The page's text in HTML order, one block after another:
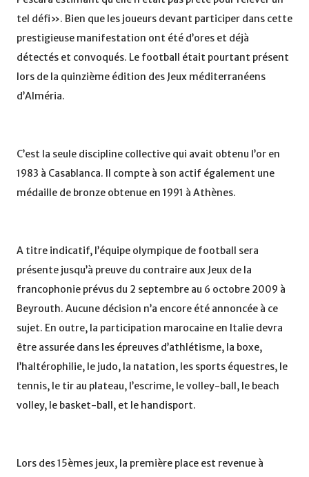
tel défi». Bien que les joueurs devant participer dans cette
prestigieuse manifestation ont été d’ores et déjà
détectés et convoqués. Le football était pourtant présent
lors de la quinzième édition des Jeux méditerranéens
d’Alméria.
C’est la seule discipline collective qui avait obtenu l’or en
1983 à Casablanca. Il compte à son actif également une
médaille de bronze obtenue en 1991 à Athènes.
A titre indicatif, l’équipe olympique de football sera
présente jusqu’à preuve du contraire aux Jeux de la
francophonie prévus du 2 septembre au 6 octobre 2009 à
Beyrouth. Aucune décision n’a encore été annoncée à ce
sujet. En outre, la participation marocaine en Italie devra
être assurée dans les épreuves d’athlétisme, la boxe,
l’haltérophilie, le judo, la natation, les sports équestres, le
tennis, le tir au plateau, l’escrime, le volley-ball, le beach
volley, le basket-ball, et le handisport.
Lors des 15èmes jeux, la première place est revenue à